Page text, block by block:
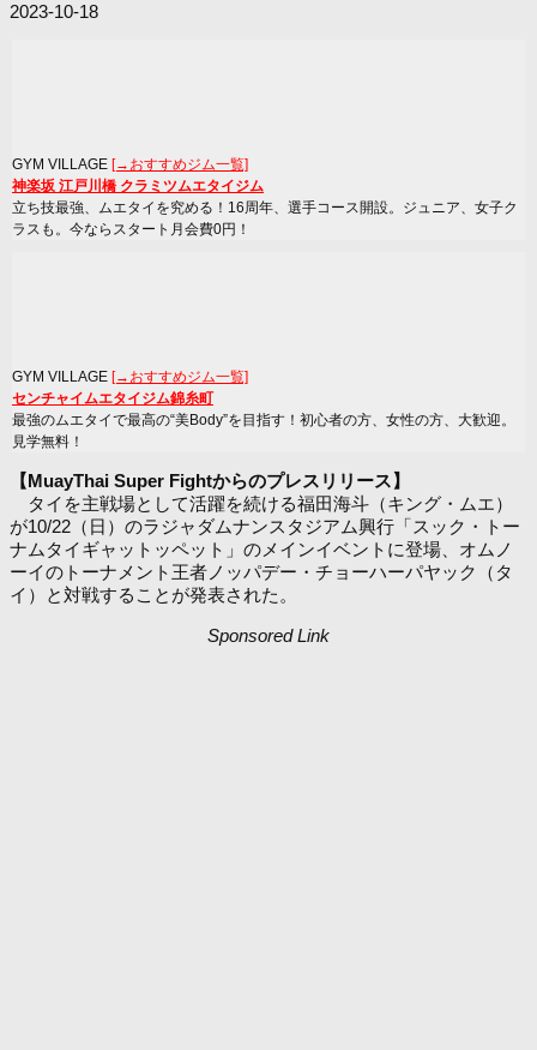
2023-10-18
GYM VILLAGE [→おすすめジム一覧]
神楽坂 江戸川橋 クラミツムエタイジム
立ち技最強、ムエタイを究める！16周年、選手コース開設。ジュニア、女子ク
ラスも。今ならスタート月会費0円！
GYM VILLAGE [→おすすめジム一覧]
センチャイムエタイジム錦糸町
最強のムエタイで最高の“美Body”を目指す！初心者の方、女性の方、大歓迎。
見学無料！
【MuayThai Super Fightからのプレスリリース】
タイを主戦場として活躍を続ける福田海斗（キング・ムエ）
が10/22（日）のラジャダムナンスタジアム興行「スック・トー
ナムタイギャットッペット」のメインイベントに登場、オムノ
ーイのトーナメント王者ノッパデー・チョーハーパヤック（タ
イ）と対戦することが発表された。
Sponsored Link